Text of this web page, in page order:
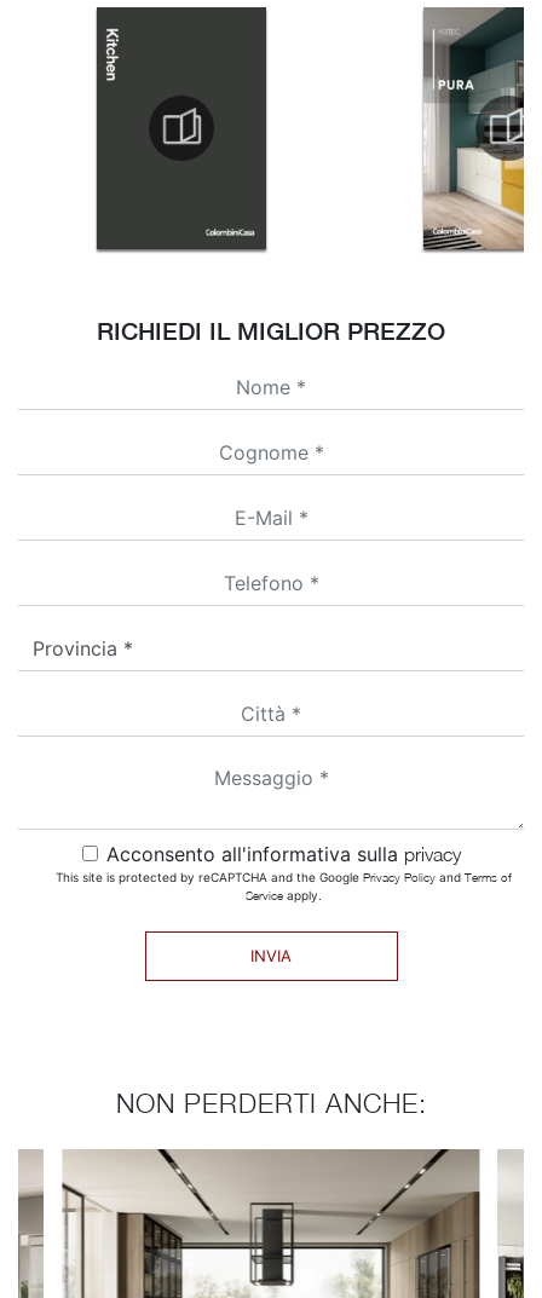
RICHIEDI IL MIGLIOR PREZZO
Acconsento all'informativa sulla privacy
This site is protected by reCAPTCHA and the Google Privacy Policyand Terms of
Serviceapply.
INVIA
NON PERDERTI ANCHE: